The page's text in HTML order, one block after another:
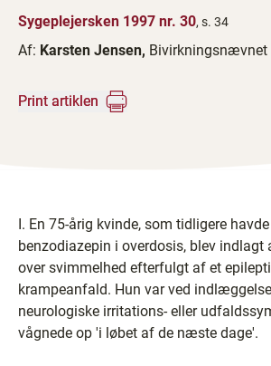
Sygeplejersken 1997 nr. 30, s. 34
Af: Karsten Jensen, Bivirkningsnævnet
Print artiklen
I. En 75-årig kvinde, som tidligere
benzodiazepin i overdosis, blev indlagt
over svimmelhed efterfulgt af et
krampeanfald. Hun var ved
neurologiske irritations- eller
vågnede op 'i løbet af de næste dage'.